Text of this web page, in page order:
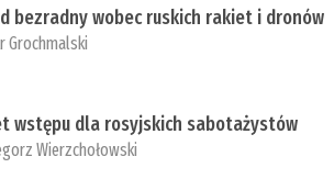
bezradny wobec ruskich rakiet i dronów
Grochmalski
wstępu dla rosyjskich sabotażystów
Wierzchołowski